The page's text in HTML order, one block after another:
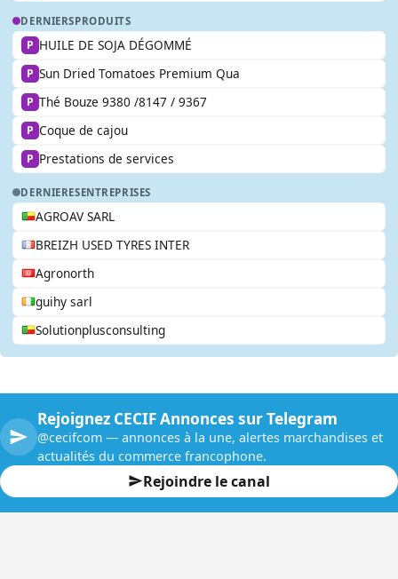
DERNIERSPRODUITS
P HUILE DE SOJA DÉGOMMÉ
P Sun Dried Tomatoes Premium Qua
P Thé Bouze 9380 /8147 / 9367
P Coque de cajou
P Prestations de services
DERNIERESENTREPRISES
AGROAV SARL
BREIZH USED TYRES INTER
Agronorth
guihy sarl
Solutionplusconsulting
Rejoignez CECIF Annonces sur Telegram
@cecifcom — annonces à la une, alertes marchandises et
actualités du commerce francophone.
Rejoindre le canal